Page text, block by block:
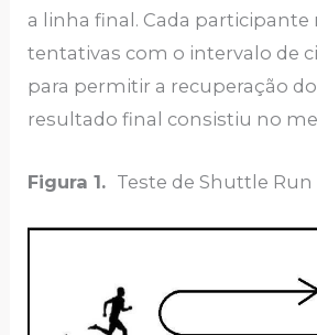
a linha final. Cada participante
tentativas com o intervalo de
para permitir a recuperação do
resultado final consistiu no
Figura 1. Teste de Shuttle Run